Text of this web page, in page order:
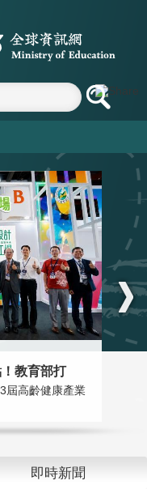
教育部打
屆高齡健康產業
即時新聞